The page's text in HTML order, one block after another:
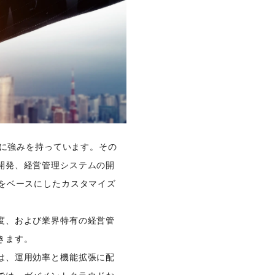
強みを持っています。その
発、経営管理システムの開
ベースにしたカスタマイズ
、および業界特有の経営管
す。
、運用効率と機能拡張に配